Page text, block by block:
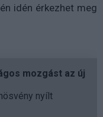
idén érkezhet meg
mozgást az új
nyílt